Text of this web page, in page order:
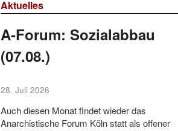
Inhalt
springen
Inhalt
springen
Aktuelles
A-Forum: Sozialabbau
(07.08.)
28. Juli 2026
Auch diesen Monat findet wieder das
Anarchistische Forum Köln statt als offener